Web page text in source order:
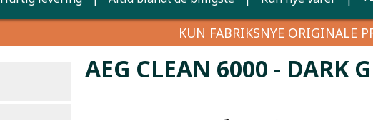
KUN FABRIKSNYE ORIGINALE
AEG CLEAN 6000 - DARK